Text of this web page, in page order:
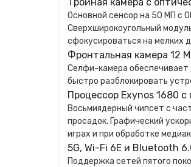
Основной сенсор на 50 МП с
Сверхширокоугольный
сфокусироваться на мелких
Фронтальная камера 12
Селфи-камера обеспечивает
быстро разблокировать
Процессор Exynos 1680 с
Восьмиядерный чипсет с
просадок. Графический
играх и при обработке
5G, Wi-Fi 6E и Bluetooth
Поддержка сетей пятого